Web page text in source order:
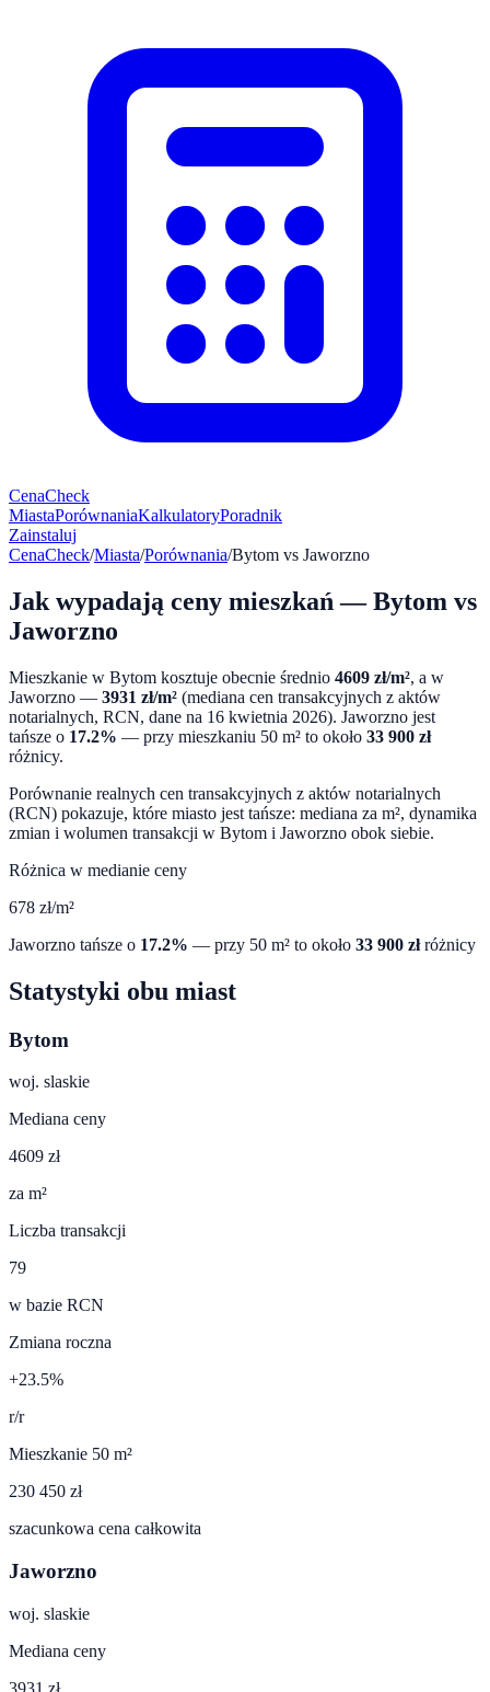
CenaCheck
MiastaPorównaniaKalkulatoryPoradnik
Zainstaluj
CenaCheck/Miasta/Porównania/Bytom vs Jaworzno
Jak wypadają ceny mieszkań —Bytom vs
Jaworzno
Mieszkanie w Bytom kosztuje obecnie średnio 4609 zł/m², a w
Jaworzno — 3931 zł/m² (mediana cen transakcyjnych z aktów
notarialnych, RCN, dane na 16 kwietnia 2026). Jaworzno jest
tańsze o 17.2% — przy mieszkaniu 50 m² to około 33 900 zł
różnicy.
Porównanie realnych cen transakcyjnych z aktów notarialnych
(RCN) pokazuje, które miasto jest tańsze: mediana za m², dynamika
zmian i wolumen transakcji w Bytom i Jaworzno obok siebie.
Różnica w medianie ceny
678 zł/m²
Jaworzno tańsze o 17.2% — przy 50 m² to około 33 900 złróżnicy
Statystyki obu miast
Bytom
woj. slaskie
Mediana ceny
4609 zł
za m²
Liczba transakcji
79
w bazie RCN
Zmiana roczna
+23.5%
r/r
Mieszkanie 50 m²
230 450 zł
szacunkowa cena całkowita
Jaworzno
woj. slaskie
Mediana ceny
3931 zł